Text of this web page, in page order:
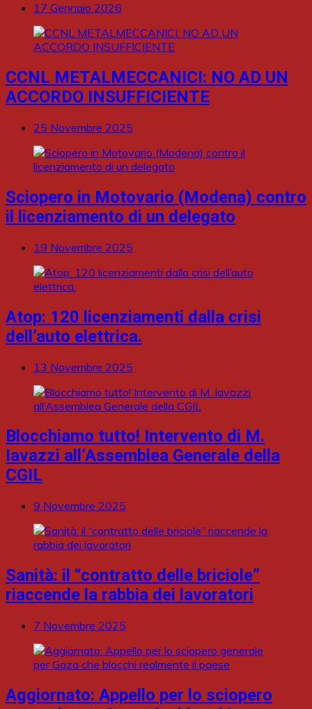
17 Gennaio 2026
CCNL METALMECCANICI: NO AD UN
ACCORDO INSUFFICIENTE
25 Novembre 2025
Sciopero in Motovario (Modena) contro
il licenziamento di un delegato
19 Novembre 2025
Atop: 120 licenziamenti dalla crisi
dell’auto elettrica.
13 Novembre 2025
Blocchiamo tutto! Intervento di M.
Iavazzi all’Assemblea Generale della
CGIL
9 Novembre 2025
Sanità: il “contratto delle briciole”
riaccende la rabbia dei lavoratori
7 Novembre 2025
Aggiornato: Appello per lo sciopero